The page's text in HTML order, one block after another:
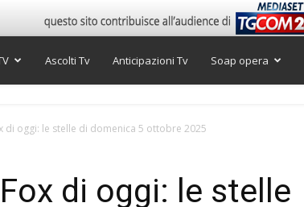
Ascolti Tv Anticipazioni Tv Soap opera
di oggi: le stelle di domenica 5 ottobre 2025
di oggi: le stelle